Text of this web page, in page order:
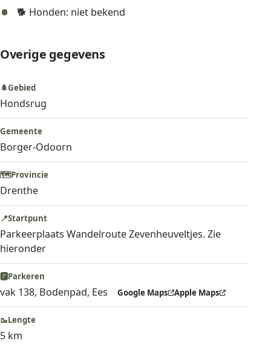
🐕 Honden: niet bekend
Overige gegevens
🌲Gebied
Hondsrug
Gemeente
Borger-Odoorn
🗺️Provincie
Drenthe
📍Startpunt
Parkeerplaats Wandelroute Zevenheuveltjes. Zie
hieronder
🅿️Parkeren
vak 138, Bodenpad, Ees Google Maps Apple Maps
🥾Lengte
5 km